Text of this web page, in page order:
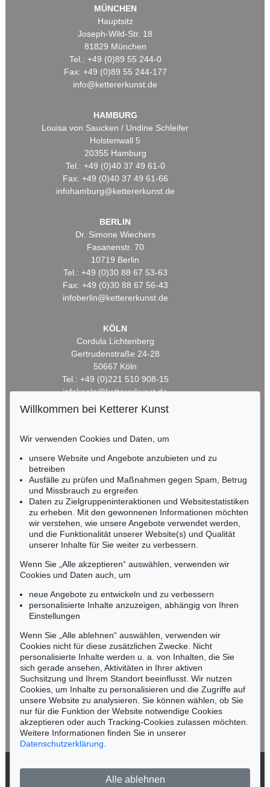
MÜNCHEN
Hauptsitz
Joseph-Wild-Str. 18
81829 München
Tel.: +49 (0)89 55 244-0
Fax: +49 (0)89 55 244-177
info@kettererkunst.de
HAMBURG
Louisa von Saucken / Undine Schleifer
Holstenwall 5
20355 Hamburg
Tel.: +49 (0)40 37 49 61-0
Fax: +49 (0)40 37 49 61-66
infohamburg@kettererkunst.de
BERLIN
Dr. Simone Wiechers
Fasanenstr. 70
10719 Berlin
Tel.: +49 (0)30 88 67 53-63
Fax: +49 (0)30 88 67 56-43
infoberlin@kettererkunst.de
KÖLN
Cordula Lichtenberg
Gertrudenstraße 24-28
50667 Köln
Tel.: +49 (0)221 510 908-15
infokoeln@kettererkunst.de
HESSEN
Miriam Heß
Tel.: +49 (0)62 21 58 80-038
Fax: +49 (0)62 21 58 80-595
infoheidelberg@kettererkunst.de
NORDDEUTSCHLAND
Nico Kassel, M.A.
Mobil: +49 (0)171 8618661
n.kassel@kettererkunst.de
Keine Auktion mehr verpassen!
Wir informieren Sie rechtzeitig.
Jetzt zum Newsletter anmelden >
Willkommen bei Ketterer Kunst
Wir verwenden Cookies und Daten, um
unsere Website und Angebote anzubieten und zu
betreiben
Ausfälle zu prüfen und Maßnahmen gegen Spam, Betrug
und Missbrauch zu ergreifen
Daten zu Zielgruppeninteraktionen und Websitestatistiken
zu erheben. Mit den gewonnenen Informationen möchten
wir verstehen, wie unsere Angebote verwendet werden,
und die Funktionalität unserer Website(s) und Qualität
unserer Inhalte für Sie weiter zu verbessern.
Wenn Sie „Alle akzeptieren“ auswählen, verwenden wir
Cookies und Daten auch, um
neue Angebote zu entwickeln und zu verbessern
personalisierte Inhalte anzuzeigen, abhängig von Ihren
Einstellungen
Wenn Sie „Alle ablehnen“ auswählen, verwenden wir
Cookies nicht für diese zusätzlichen Zwecke. Nicht
personalisierte Inhalte werden u. a. von Inhalten, die Sie
sich gerade ansehen, Aktivitäten in Ihrer aktiven
Suchsitzung und Ihrem Standort beeinflusst. Wir nutzen
Cookies, um Inhalte zu personalisieren und die Zugriffe auf
unsere Website zu analysieren. Sie können wählen, ob Sie
nur für die Funktion der Website notwendige Cookies
akzeptieren oder auch Tracking-Cookies zulassen möchten.
Weitere Informationen finden Sie in unserer
Datenschutzerklärung
Alle ablehnen